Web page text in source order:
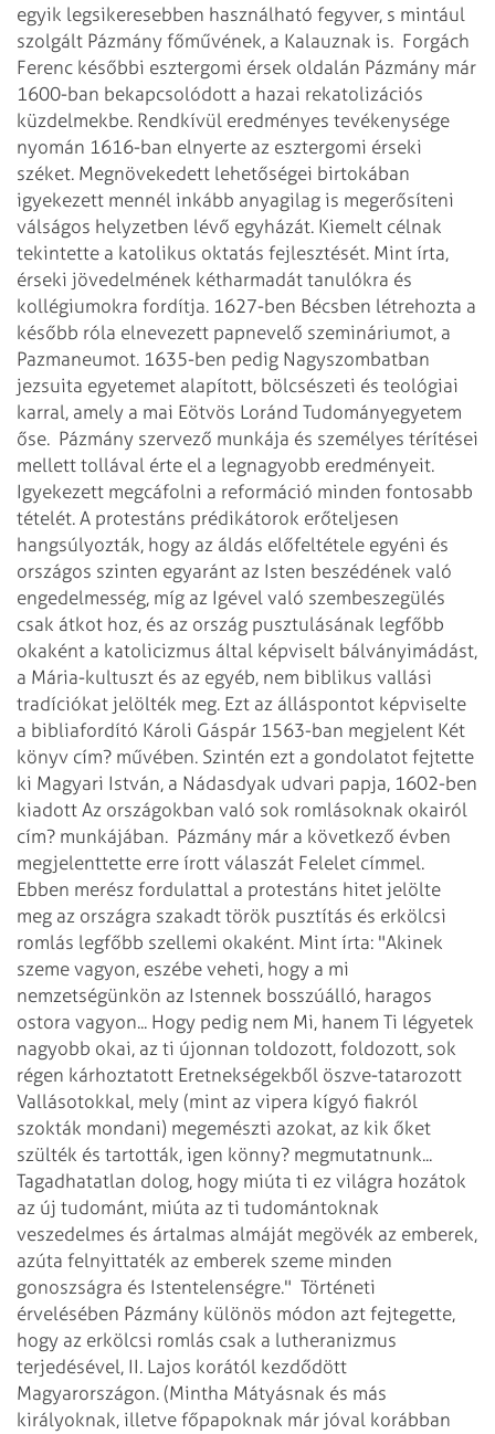
egyik legsikeresebben használható fegyver, s mintául
szolgált Pázmány főművének, a Kalauznak is. Forgách
Ferenc későbbi esztergomi érsek oldalán Pázmány már
1600-ban bekapcsolódott a hazai rekatolizációs
küzdelmekbe. Rendkívül eredményes tevékenysége
nyomán 1616-ban elnyerte az esztergomi érseki
széket. Megnövekedett lehetőségei birtokában
igyekezett mennél inkább anyagilag is megerősíteni
válságos helyzetben lévő egyházát. Kiemelt célnak
tekintette a katolikus oktatás fejlesztését. Mint írta,
érseki jövedelmének kétharmadát tanulókra és
kollégiumokra fordítja. 1627-ben Bécsben létrehozta a
később róla elnevezett papnevelő szemináriumot, a
Pazmaneumot. 1635-ben pedig Nagyszombatban
jezsuita egyetemet alapított, bölcsészeti és teológiai
karral, amely a mai Eötvös Loránd Tudományegyetem
őse. Pázmány szervező munkája és személyes térítései
mellett tollával érte el a legnagyobb eredményeit.
Igyekezett megcáfolni a reformáció minden fontosabb
tételét. A protestáns prédikátorok erőteljesen
hangsúlyozták, hogy az áldás előfeltétele egyéni és
országos szinten egyaránt az Isten beszédének való
engedelmesség, míg az Igével való szembeszegülés
csak átkot hoz, és az ország pusztulásának legfőbb
okaként a katolicizmus által képviselt bálványimádást,
a Mária-kultuszt és az egyéb, nem biblikus vallási
tradíciókat jelölték meg. Ezt az álláspontot képviselte
a bibliafordító Károli Gáspár 1563-ban megjelent Két
könyv cím? művében. Szintén ezt a gondolatot fejtette
ki Magyari István, a Nádasdyak udvari papja, 1602-ben
kiadott Az országokban való sok romlásoknak okairól
cím? munkájában. Pázmány már a következő évben
megjelenttette erre írott válaszát Felelet címmel.
Ebben merész fordulattal a protestáns hitet jelölte
meg az országra szakadt török pusztítás és erkölcsi
romlás legfőbb szellemi okaként. Mint írta: "Akinek
szeme vagyon, eszébe veheti, hogy a mi
nemzetségünkön az Istennek bosszúálló, haragos
ostora vagyon... Hogy pedig nem Mi, hanem Ti légyetek
nagyobb okai, az ti újonnan toldozott, foldozott, sok
régen kárhoztatott Eretnekségekből öszve-tatarozott
Vallásotokkal, mely (mint az vipera kígyó fiakról
szokták mondani) megemészti azokat, az kik őket
szülték és tartották, igen könny? megmutatnunk...
Tagadhatatlan dolog, hogy miúta ti ez világra hozátok
az új tudománt, miúta az ti tudomántoknak
veszedelmes és ártalmas almáját megövék az emberek,
azúta felnyittaték az emberek szeme minden
gonoszságra és Istentelenségre." Történeti
érvelésében Pázmány különös módon azt fejtegette,
hogy az erkölcsi romlás csak a lutheranizmus
terjedésével, II. Lajos korától kezdődött
Magyarországon. (Mintha Mátyásnak és más
királyoknak, illetve főpapoknak már jóval korábban